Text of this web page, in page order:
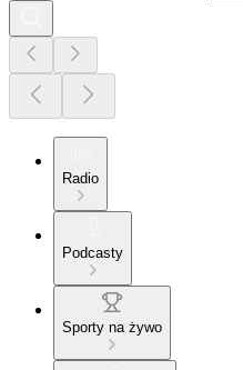
Radio
Podcasty
Sporty na żywo